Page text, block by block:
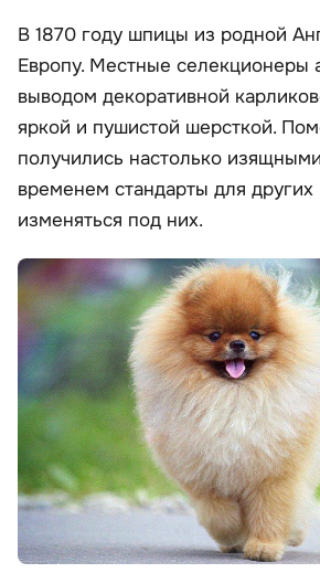
В 1870 году шпицы из родной
Европу. Местные селекционеры
выводом декоративной
яркой и пушистой шерсткой.
получились настолько
временем стандарты для
изменяться под них.